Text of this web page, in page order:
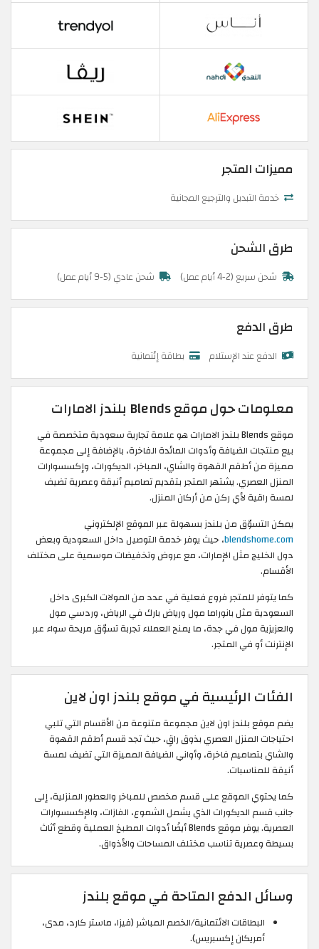
مميزات المتجر
خدمة التبديل والترجيع المجانية
طرق الشحن
شحن سريع (2-4 أيام عمل) شحن عادي (5-9 أيام عمل)
طرق الدفع
الدفع عند الإستلام بطاقة إئتمانية
معلومات حول موقع Blends بلندز الامارات
موقع Blends بلندز الامارات هو علامة تجارية سعودية متخصصة في
بيع منتجات الضيافة وأدوات المائدة الفاخرة، بالإضافة إلى مجموعة
مميزة من أطقم القهوة والشاي، المباخر، الديكورات، وإكسسوارات
المنزل العصري. يشتهر المتجر بتقديم تصاميم أنيقة وعصرية تضيف
لمسة راقية لأي ركن من أركان المنزل.
يمكن التسوّق من بلندز بسهولة عبر الموقع الإلكتروني
blendshome.com، حيث يوفر خدمة التوصيل داخل السعودية وبعض
دول الخليج مثل الإمارات، مع عروض وتخفيضات موسمية على مختلف
الأقسام.
كما يتوفر للمتجر فروع فعلية في عدد من المولات الكبرى داخل
السعودية مثل بانوراما مول ورياض بارك في الرياض، وردسي مول
والعزيزية مول في جدة، ما يمنح العملاء تجربة تسوّق مريحة سواء عبر
الإنترنت أو في المتجر.
الفئات الرئيسية في موقع بلندز اون لاين
يضم موقع بلندز اون لاين مجموعة متنوعة من الأقسام التي تلبي
احتياجات المنزل العصري بذوق راقٍ، حيث تجد قسم أطقم القهوة
والشاي بتصاميم فاخرة، وأواني الضيافة المميزة التي تضيف لمسة
أنيقة للمناسبات.
كما يحتوي الموقع على قسم مخصص للمباخر والعطور المنزلية، إلى
جانب قسم الديكورات الذي يشمل الشموع، الفازات، والإكسسوارات
العصرية. يوفر موقع Blends أيضًا أدوات المطبخ العملية وقطع أثاث
بسيطة وعصرية تناسب مختلف المساحات والأذواق.
وسائل الدفع المتاحة في موقع بلندز
البطاقات الائتمانية/الخصم المباشر (فيزا، ماستر كارد، مدى،
أمريكان إكسبريس).